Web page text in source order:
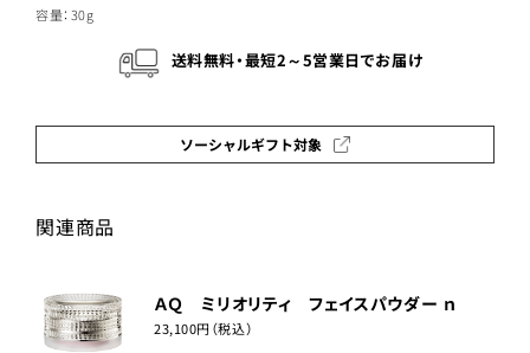
容量：30g
送料無料・最短2～5営業日でお届け
ソーシャルギフト対象
関連商品
ＡＱ ミリオリティ フェイスパウダー ｎ
23,100円（税込）